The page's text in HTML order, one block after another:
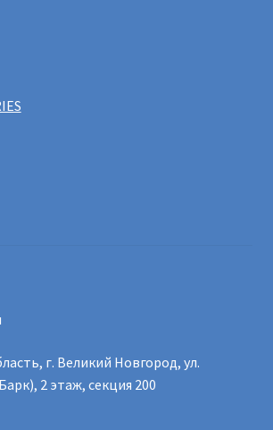
г. Великий Новгород, ул.
2 этаж, секция 200